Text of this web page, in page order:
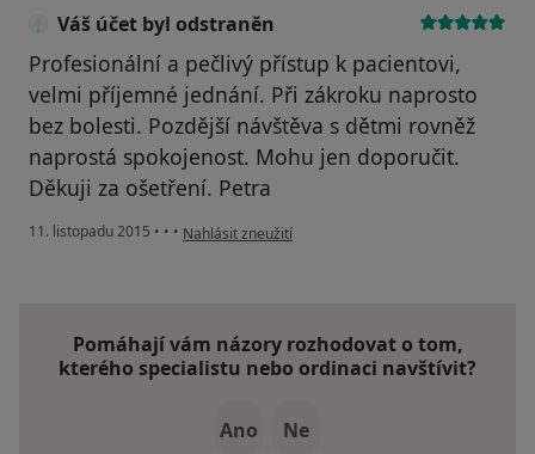
Váš účet byl odstraněn
Profesionální a pečlivý přístup k pacientovi,
velmi příjemné jednání. Při zákroku naprosto
bez bolesti. Pozdější návštěva s dětmi rovněž
naprostá spokojenost. Mohu jen doporučit.
Děkuji za ošetření. Petra
11. listopadu 2015 • • • podle názoru uživatele Váš účet byl odstraněn
Nahlásit zneužití
Pomáhají vám názory rozhodovat o tom,
kterého specialistu nebo ordinaci navštívit?
Ano Ne